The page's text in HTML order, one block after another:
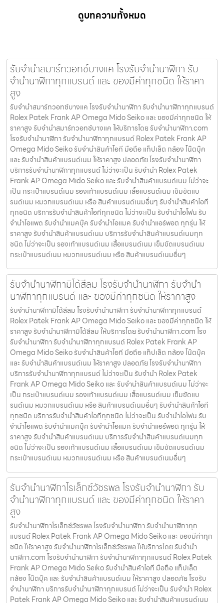
ดูบทความทั้งหมด
รับจำนำสมาร์ทวอทช์บางแค โรงรับจำนำนาฬิกา รับ
จำนำนาฬิกาทุกแบรนด์ และ ของมีค่าทุกชนิด ให้ราคา
สูง
รับจำนำสมาร์ทวอทช์บางแค โรงรับจำนำนาฬิกา รับจำนำนาฬิกาทุกแบรนด์
Rolex Patek Frank AP Omega Mido Seiko และ ของมีค่าทุกชนิด ให้
ราคาสูง รับจำนำสมาร์ทวอทช์บางแค ให้บริการโดย รับจํานํานาฬิกา.com
โรงรับจำนำนาฬิกา รับจำนำนาฬิกาทุกแบรนด์ Rolex Patek Frank AP
Omega Mido Seiko รับจำนำสินค้าไอที มือถือ แท็ปเล็ต กล้อง โน๊ตบุ๊ค
และ รับจำนำสินค้าแบรนด์เนม ให้ราคาสูง ปลอดภัย โรงรับจำนำนาฬิกา
บริการรับจำนำนาฬิกาทุกแบรนด์ ไม่ว่าจะเป็น รับจำนำ Rolex Patek
Frank AP Omega Mido Seiko และ รับจำนำสินค้าแบรนด์เนม ไม่ว่าจะ
เป็น กระเป๋าแบรนด์เนม รองเท้าแบรนด์เนม เสื้อแบรนด์เนม เข็มขัดแบ
รนด์เนม หมวกแบรนด์เนม หรือ สินค้าแบรนด์เนมอื่นๆ รับจำนำสินค้าไอที
ทุกชนิด บริการรับจำนำสินค้าไอทีทุกชนิด ไม่ว่าจะเป็น รับจำนำไอโฟน รับ
จำนำไอแพด รับจำนำแมคบุ๊ค รับจำนำไอแมค รับจำนำแอร์พอต ทุกรุ่น ให้
ราคาสูง รับจำนำสินค้าแบรนด์เนม บริการรับจำนำสินค้าแบรนด์เนมทุก
ชนิด ไม่ว่าจะเป็น รองเท้าแบรนด์เนม เสื้อแบรนด์เนม เข็มขัดแบรนด์เนม
กระเป๋าแบรนด์เนม หมวกแบรนด์เนม หรือ สินค้าแบรนด์เนมอื่นๆ
รับจำนำนาฬิกามิโด้สีลม โรงรับจำนำนาฬิกา รับจำนำ
นาฬิกาทุกแบรนด์ และ ของมีค่าทุกชนิด ให้ราคาสูง
รับจำนำนาฬิกามิโด้สีลม โรงรับจำนำนาฬิกา รับจำนำนาฬิกาทุกแบรนด์
Rolex Patek Frank AP Omega Mido Seiko และ ของมีค่าทุกชนิด ให้
ราคาสูง รับจำนำนาฬิกามิโด้สีลม ให้บริการโดย รับจํานํานาฬิกา.com โรง
รับจำนำนาฬิกา รับจำนำนาฬิกาทุกแบรนด์ Rolex Patek Frank AP
Omega Mido Seiko รับจำนำสินค้าไอที มือถือ แท็ปเล็ต กล้อง โน๊ตบุ๊ค
และ รับจำนำสินค้าแบรนด์เนม ให้ราคาสูง ปลอดภัย โรงรับจำนำนาฬิกา
บริการรับจำนำนาฬิกาทุกแบรนด์ ไม่ว่าจะเป็น รับจำนำ Rolex Patek
Frank AP Omega Mido Seiko และ รับจำนำสินค้าแบรนด์เนม ไม่ว่าจะ
เป็น กระเป๋าแบรนด์เนม รองเท้าแบรนด์เนม เสื้อแบรนด์เนม เข็มขัดแบ
รนด์เนม หมวกแบรนด์เนม หรือ สินค้าแบรนด์เนมอื่นๆ รับจำนำสินค้าไอที
ทุกชนิด บริการรับจำนำสินค้าไอทีทุกชนิด ไม่ว่าจะเป็น รับจำนำไอโฟน รับ
จำนำไอแพด รับจำนำแมคบุ๊ค รับจำนำไอแมค รับจำนำแอร์พอต ทุกรุ่น ให้
ราคาสูง รับจำนำสินค้าแบรนด์เนม บริการรับจำนำสินค้าแบรนด์เนมทุก
ชนิด ไม่ว่าจะเป็น รองเท้าแบรนด์เนม เสื้อแบรนด์เนม เข็มขัดแบรนด์เนม
กระเป๋าแบรนด์เนม หมวกแบรนด์เนม หรือ สินค้าแบรนด์เนมอื่นๆ
รับจำนำนาฬิกาโรเล็กซ์วัชรพล โรงรับจำนำนาฬิกา รับ
จำนำนาฬิกาทุกแบรนด์ และ ของมีค่าทุกชนิด ให้ราคา
สูง
รับจำนำนาฬิกาโรเล็กซ์วัชรพล โรงรับจำนำนาฬิกา รับจำนำนาฬิกาทุก
แบรนด์ Rolex Patek Frank AP Omega Mido Seiko และ ของมีค่าทุก
ชนิด ให้ราคาสูง รับจำนำนาฬิกาโรเล็กซ์วัชรพล ให้บริการโดย รับจํานํา
นาฬิกา.com โรงรับจำนำนาฬิกา รับจำนำนาฬิกาทุกแบรนด์ Rolex Patek
Frank AP Omega Mido Seiko รับจำนำสินค้าไอที มือถือ แท็ปเล็ต
กล้อง โน๊ตบุ๊ค และ รับจำนำสินค้าแบรนด์เนม ให้ราคาสูง ปลอดภัย โรงรับ
จำนำนาฬิกา บริการรับจำนำนาฬิกาทุกแบรนด์ ไม่ว่าจะเป็น รับจำนำ Rolex
Patek Frank AP Omega Mido Seiko และ รับจำนำสินค้าแบรนด์เนม